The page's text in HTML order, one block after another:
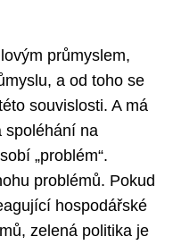
průmyslem,
a od toho se
souvislosti. A má
spoléhání na
„problém“.
problémů. Pokud
hospodářské
zelená politika je